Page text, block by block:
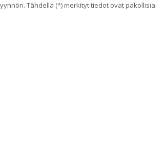
Tähdellä (*) merkityt tiedot ovat pakollisia.